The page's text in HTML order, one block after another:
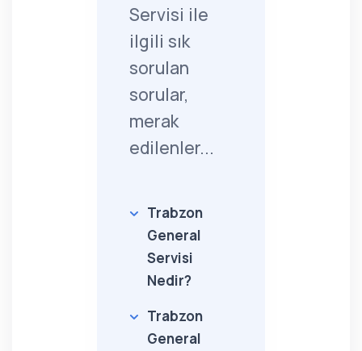
Servisi ile
ilgili sık
sorulan
sorular,
merak
edilenler...
Trabzon
General
Servisi
Nedir?
Trabzon
General